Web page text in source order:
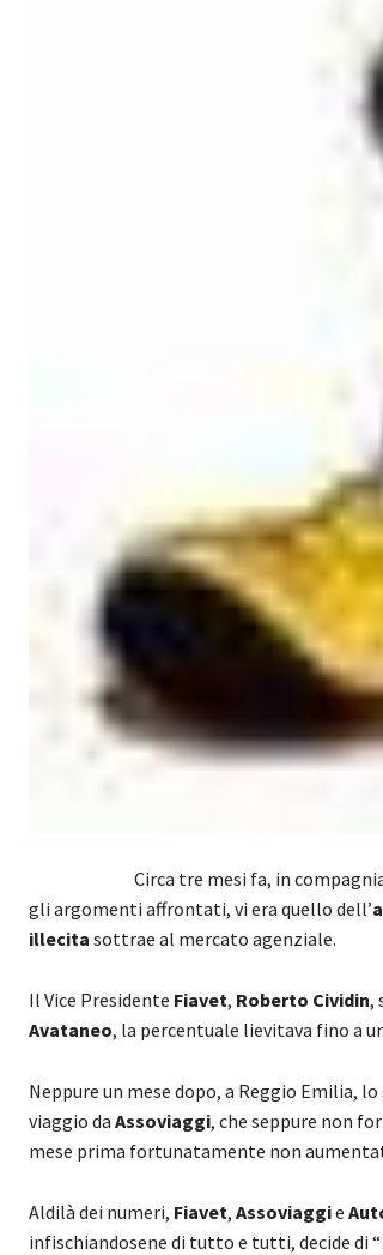
Circa tre mesi fa, in
gli argomenti affrontati, vi era quello dell’
illecita sottrae al mercato agenziale.
Il Vice Presidente Fiavet, Roberto Cividin,
Avataneo, la percentuale lievitava fino a
Neppure un mese dopo, a Reggio Emilia,
viaggio da Assoviaggi, che seppure non
mese prima fortunatamente non
Aldilà dei numeri, Fiavet, Assoviaggie
infischiandosene di tutto e tutti, decide di “